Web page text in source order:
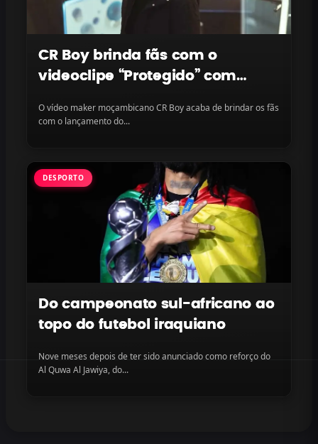
CR Boy brinda fãs com o
videoclipe “Protegido” com
na plataforma
O vídeo maker moçambicano CR Boy acaba de brindar os fãs
com o lançamento do...
DESPORTO
Do campeonato sul-africano ao
topo do futebol iraquiano
Nove meses depois de ter sido anunciado como reforço do
Al Quwa Al Jawiya, do...